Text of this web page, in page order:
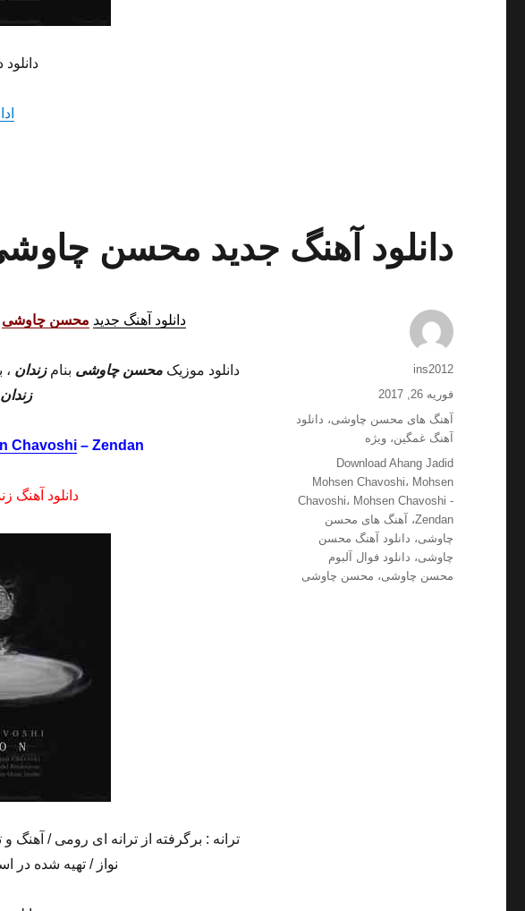
دانلود آهنگ جدید محسن
دانلود آهنگ جدید محسن چاوشی
دانلود موزیکمحسن چاوشی بنامزندان ،
زندان
Chavoshi– Zendan
دانلود
ترانه : برگرفته از ترانه ای رومی / آهنگ
نواز / تهیه شده
نویسنده
ins2012
ارسال
شده
در
فوریه 26, 2017
دسته‌ها
آهنگ های محسن چاوشی، دانلود
آهنگ غمگین،ویژه
برچسب‌ها
Download Ahang Jadid
Mohsen Chavoshi، Mohsen
Chavoshi، Mohsen Chavoshi -
Zendan،
آهنگ های محسن
چاوشی، دانلود آهنگ محسن
چاوشی، دانلود فوال آلبوم
محسن چاوشی، محسن چاوشی